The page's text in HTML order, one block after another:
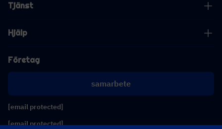
Tjänst
Hjälp
Företag
samarbete
[email protected]
[email protected]